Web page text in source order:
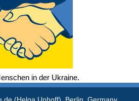
in der Ukraine.